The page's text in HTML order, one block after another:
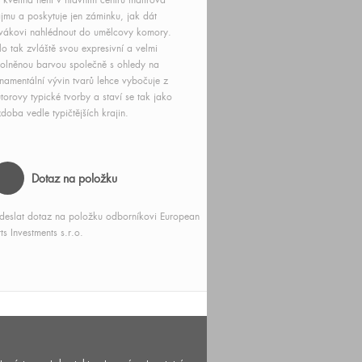
a poskytuje jen záminku, jak dát
nahlédnout do umělcovy komory.
tak zvláště svou expresivní a velmi
barvou společně s ohledy na
vývin tvarů lehce vybočuje z
typické tvorby a staví se tak jako
vedle typičtějších krajin.
Dotaz na položku
dotaz na položku odborníkovi European
Investments s.r.o.